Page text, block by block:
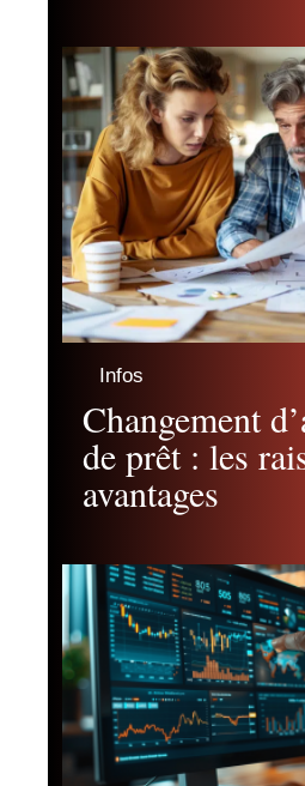
Infos
Changement
de prêt : les
avantages